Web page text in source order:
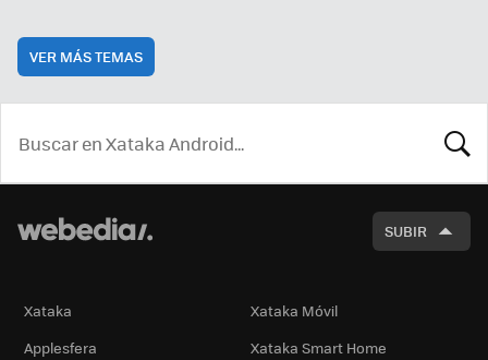
VER MÁS TEMAS
SUBIR
Xataka
Xataka Móvil
Applesfera
Xataka Smart Home